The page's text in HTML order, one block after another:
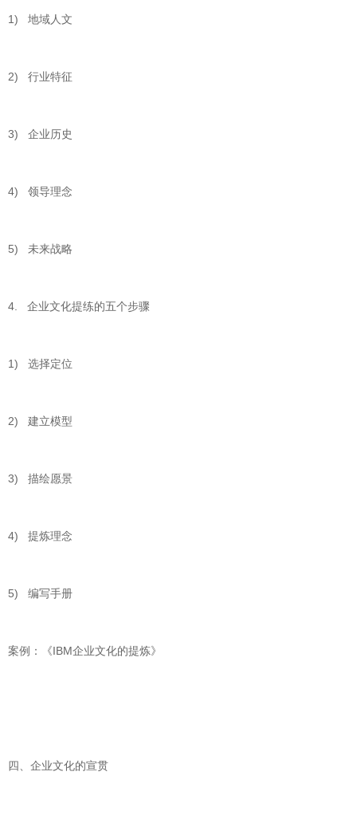
1) 地域人文
2) 行业特征
3) 企业历史
4) 领导理念
5) 未来战略
4. 企业文化提练的五个步骤
1) 选择定位
2) 建立模型
3) 描绘愿景
4) 提炼理念
5) 编写手册
案例：《IBM企业文化的提炼》
四、企业文化的宣贯